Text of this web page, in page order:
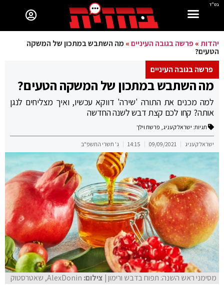
בס"ד
יהדות»פרשה בגובה העיניים»מה השתבש במתכון של המשקה
הטעים?
פרשה בגובה העיניים
מה השתבש במתכון של המשקה הטעים?
למה מכנים את התורה 'שירה' דווקא עכשיו, ואיך מצליחים לנגן
אותה? קחו לכם קצת דבש לשנה החדשה
תגיות: ישראל קעניג, פרשת וילך
ישראל קעניג 09/09/2021
14:15 ג' תשרי התשפ"ב
מסימני ראש השנה: תפוח בדבש ורימון| צילום: AlexDonin, שאטרסטוק